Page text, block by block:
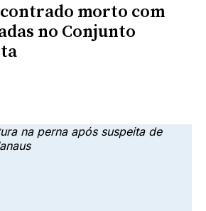
morto com
no Conjunto